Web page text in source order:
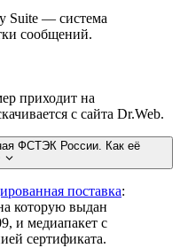
Suite — система
сообщений.
приходит на
с сайта Dr.Web.
ФСТЭК России. Как её
поставка:
которую выдан
и медиапакет с
сертификата.